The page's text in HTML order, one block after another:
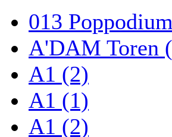
013
A'DAM Toren
A1 (2)
A1 (1)
A1 (2)